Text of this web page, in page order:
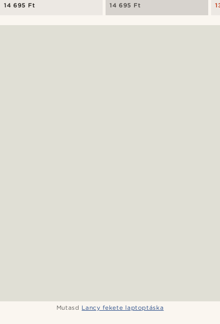
14 695 Ft
14 695 Ft
Mutasd Lancy fekete laptoptáska